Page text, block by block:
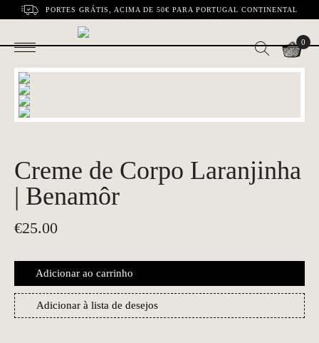
PORTES GRÁTIS, ACIMA DE 50€ PARA PORTUGAL CONTINENTAL
0
Creme de Corpo Laranjinha
| Benamôr
€25.00
Adicionar ao carrinho
Adicionar à lista de desejos